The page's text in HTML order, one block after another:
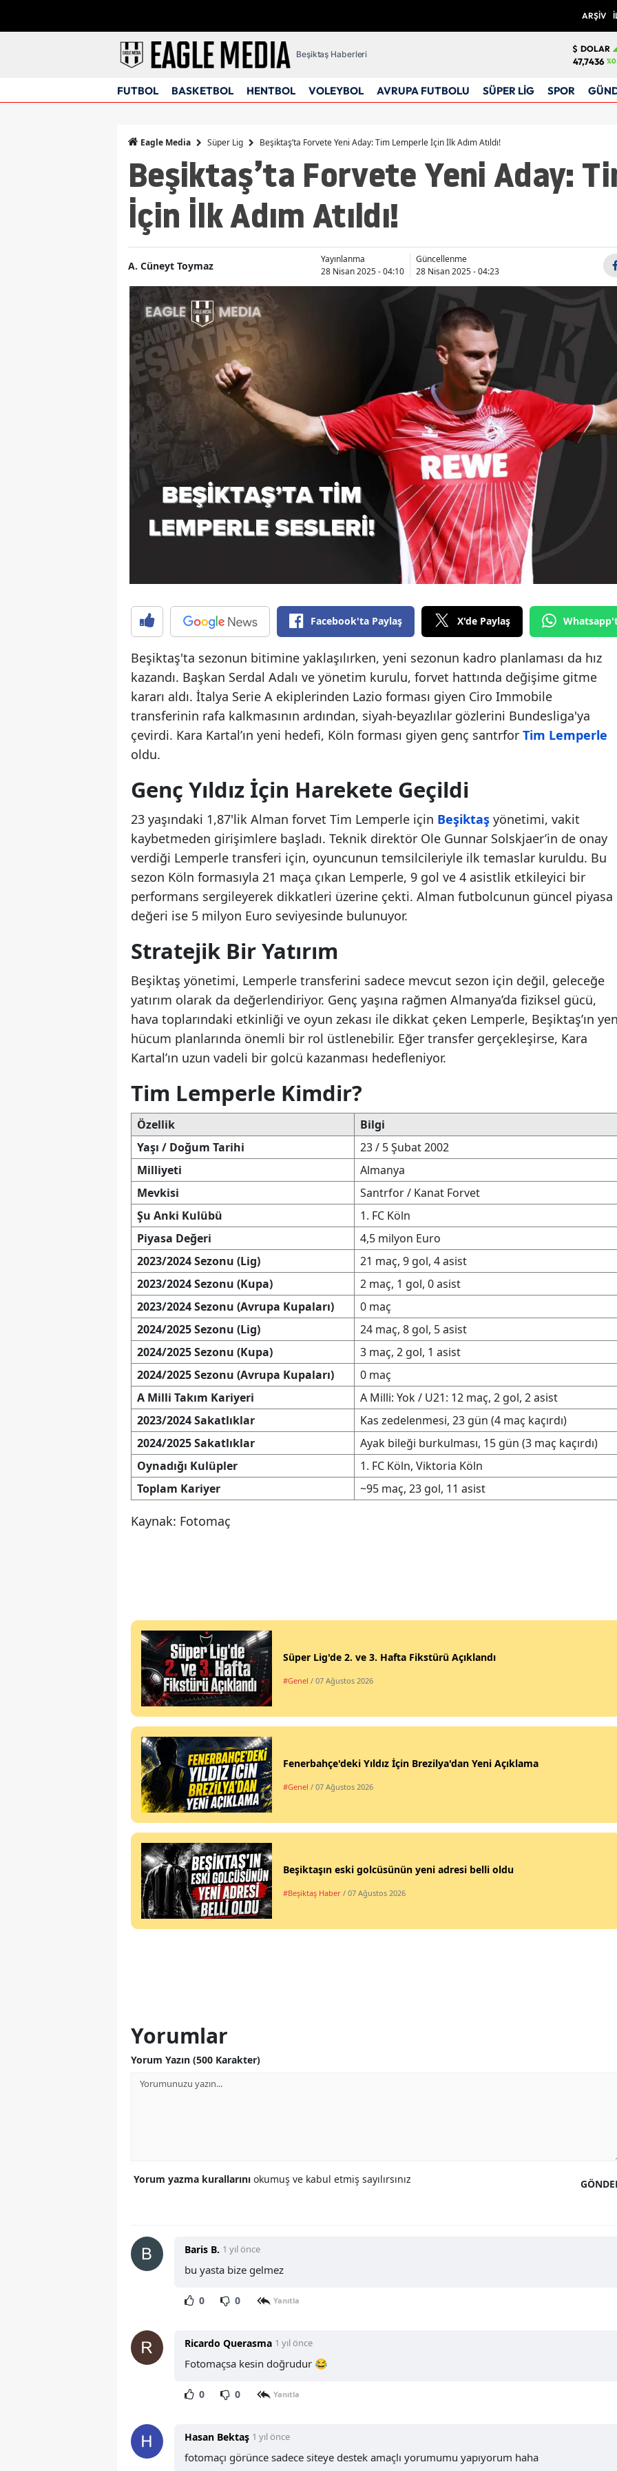
ARŞİV
Beşiktaş Haberleri
DOLAR
47,7436
FUTBOL BASKETBOL HENTBOL VOLEYBOL AVRUPA FUTBOLU SÜPER LİG SPOR
Eagle Media Süper Lig Beşiktaş’ta Forvete Yeni Aday: Tim Lemperle İçin İlk Adım Atıldı!
Beşiktaş’ta Forvete Yeni Aday:
İçin İlk Adım Atıldı!
A. Cüneyt Toymaz
Yayınlanma
28 Nisan 2025 - 04:10
Güncellenme
28 Nisan 2025 - 04:23
Facebook'ta Paylaş X'de Paylaş
Beşiktaş'ta sezonun bitimine yaklaşılırken, yeni sezonun kadro planlaması da hız
kazandı. Başkan Serdal Adalı ve yönetim kurulu, forvet hattında değişime gitme
kararı aldı. İtalya Serie A ekiplerinden Lazio forması giyen Ciro Immobile
transferinin rafa kalkmasının ardından, siyah-beyazlılar gözlerini Bundesliga'ya
çevirdi. Kara Kartal’ın yeni hedefi, Köln forması giyen genç santrfor Tim Lemperle
oldu.
Genç Yıldız İçin Harekete Geçildi
23 yaşındaki 1,87'lik Alman forvet Tim Lemperle için Beşiktaş yönetimi, vakit
kaybetmeden girişimlere başladı. Teknik direktör Ole Gunnar Solskjaer’in de onay
verdiği Lemperle transferi için, oyuncunun temsilcileriyle ilk temaslar kuruldu. Bu
sezon Köln formasıyla 21 maça çıkan Lemperle, 9 gol ve 4 asistlik etkileyici bir
performans sergileyerek dikkatleri üzerine çekti. Alman futbolcunun güncel piyasa
değeri ise 5 milyon Euro seviyesinde bulunuyor.
Stratejik Bir Yatırım
Beşiktaş yönetimi, Lemperle transferini sadece mevcut sezon için değil, geleceğe
yatırım olarak da değerlendiriyor. Genç yaşına rağmen Almanya’da fiziksel gücü,
hava toplarındaki etkinliği ve oyun zekası ile dikkat çeken Lemperle, Beşiktaş’ın
hücum planlarında önemli bir rol üstlenebilir. Eğer transfer gerçekleşirse, Kara
Kartal’ın uzun vadeli bir golcü kazanması hedefleniyor.
Tim Lemperle Kimdir?
Özellik
Bilgi
Yaşı / Doğum Tarihi
23 / 5 Şubat 2002
Milliyeti
Almanya
Mevkisi
Santrfor / Kanat Forvet
Şu Anki Kulübü
1. FC Köln
Piyasa Değeri
4,5 milyon Euro
2023/2024 Sezonu (Lig)
21 maç, 9 gol, 4 asist
2023/2024 Sezonu (Kupa)
2 maç, 1 gol, 0 asist
2023/2024 Sezonu (Avrupa Kupaları)
0 maç
2024/2025 Sezonu (Lig)
24 maç, 8 gol, 5 asist
2024/2025 Sezonu (Kupa)
3 maç, 2 gol, 1 asist
2024/2025 Sezonu (Avrupa Kupaları)
0 maç
A Milli Takım Kariyeri
A Milli: Yok / U21: 12 maç, 2 gol, 2 asist
2023/2024 Sakatlıklar
Kas zedelenmesi, 23 gün (4 maç kaçırdı)
2024/2025 Sakatlıklar
Ayak bileği burkulması, 15 gün (3 maç kaçırdı)
Oynadığı Kulüpler
1. FC Köln, Viktoria Köln
Toplam Kariyer
~95 maç, 23 gol, 11 asist
Kaynak: Fotomaç
Süper Lig'de 2. ve 3. Hafta Fikstürü Açıklandı
#Genel / 07 Ağustos 2026
Fenerbahçe'deki Yıldız İçin Brezilya'dan Yeni Açıklama
#Genel / 07 Ağustos 2026
Beşiktaşın eski golcüsünün yeni adresi belli oldu
#Beşiktaş Haber / 07 Ağustos 2026
Yorumlar
Yorum Yazın (500 Karakter)
Yorum yazma kurallarını okumuş ve kabul etmiş sayılırsınız
Baris B. 1 yıl önce
bu yasta bize gelmez
0 0 Yanıtla
Ricardo Querasma 1 yıl önce
Fotomaçsa kesin doğrudur 😂
0 0 Yanıtla
Hasan Bektaş 1 yıl önce
fotomaçı görünce sadece siteye destek amaçlı yorumumu yapıyorum haha